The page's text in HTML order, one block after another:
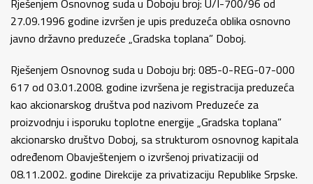
Rješenjem Osnovnog suda u Doboju broj: U/I-700/96 od
27.09.1996 godine izvršen je upis preduzeća oblika osnovno
javno državno preduzeće „Gradska toplana” Doboj.
Rješenjem Osnovnog suda u Doboju brj: 085-0-REG-07-000
617 od 03.01.2008. godine izvršena je registracija preduzeća
kao akcionarskog društva pod nazivom Preduzeće za
proizvodnju i isporuku toplotne energije „Gradska toplana”
akcionarsko društvo Doboj, sa strukturom osnovnog kapitala
određenom Obavještenjem o izvršenoj privatizaciji od
08.11.2002. godine Direkcije za privatizaciju Republike Srpske.